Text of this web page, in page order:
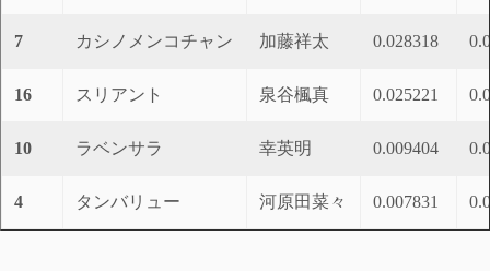
7 カシノメンコチャン 加藤祥太 0.028318
16 スリアント 泉谷楓真 0.025221
10 ラベンサラ 幸英明 0.009404
4 タンバリュー 河原田菜々 0.007831